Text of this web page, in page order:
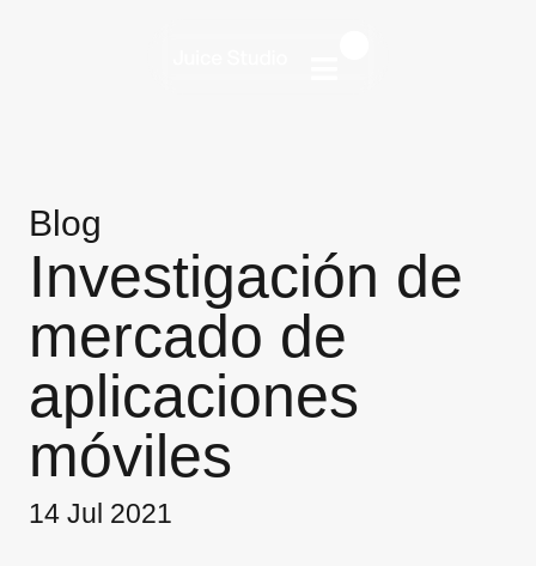
Blog
Investigación de
mercado de
aplicaciones
móviles
14 Jul 2021